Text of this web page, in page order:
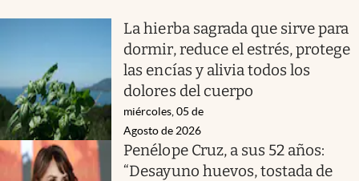
La hierba sagrada que sirve para
dormir, reduce el estrés, protege
las encías y alivia todos los
dolores del cuerpo
miércoles, 05 de
Agosto de 2026
Penélope Cruz, a sus 52 años:
“Desayuno huevos, tostada de